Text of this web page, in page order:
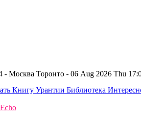
- Москва Торонто - 06 Aug 2026 Thu
Книгу Урантии Библиотека